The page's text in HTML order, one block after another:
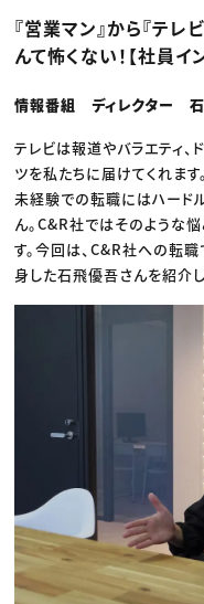
編集・ライティング
マーケティング
ディレクション
業界解説・キャリア事
Webクリエイター
アプリクリエイター
ゲームクリエイター
映像クリエイター
クリエイターインタビ
セミナー
ニュース・トレンド ト
映像
ゲーム・エンタメ
広告
出版
CREATIVE VILLAGE
プロフェッ
『営業マン』から『テ
んて怖くない！【社員イ
情報番組 ディレクター 石
テレビは報道やバラエティ、
ツを私たちに届けてくれま
未経験での転職にはハード
ん。C&R社ではそのような
す。今回は、C&R社への転
身した石飛優吾さんを紹介し